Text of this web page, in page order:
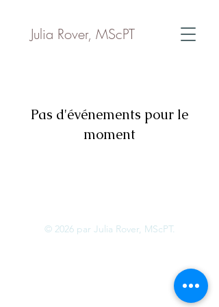
Julia Rover, MScPT
Pas d'événements pour le
moment
© 2026 par Julia Rover, MScPT.